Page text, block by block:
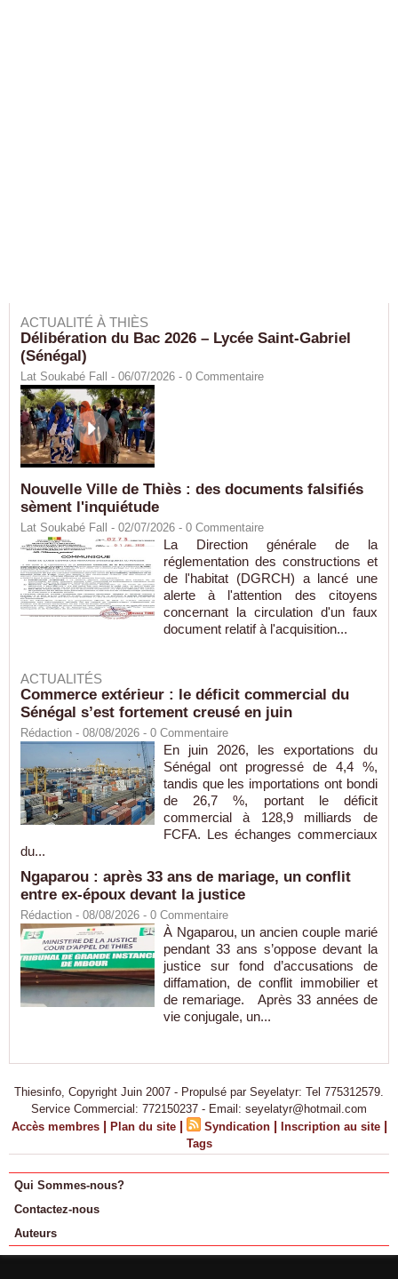
ACTUALITÉ À THIÈS
Délibération du Bac 2026 – Lycée Saint-Gabriel
(Sénégal)
Lat Soukabé Fall - 06/07/2026 - 0 Commentaire
Nouvelle Ville de Thiès : des documents falsifiés
sèment l'inquiétude
Lat Soukabé Fall - 02/07/2026 - 0 Commentaire
La Direction générale de la
réglementation des constructions et
de l'habitat (DGRCH) a lancé une
alerte à l'attention des citoyens
concernant la circulation d'un faux
document relatif à l'acquisition...
ACTUALITÉS
Commerce extérieur : le déficit commercial du
Sénégal s’est fortement creusé en juin
Rédaction - 08/08/2026 - 0 Commentaire
En juin 2026, les exportations du
Sénégal ont progressé de 4,4 %,
tandis que les importations ont bondi
de 26,7 %, portant le déficit
commercial à 128,9 milliards de
FCFA. Les échanges commerciaux
du...
Ngaparou : après 33 ans de mariage, un conflit
entre ex-époux devant la justice
Rédaction - 08/08/2026 - 0 Commentaire
À Ngaparou, un ancien couple marié
pendant 33 ans s’oppose devant la
justice sur fond d’accusations de
diffamation, de conflit immobilier et
de remariage. Après 33 années de
vie conjugale, un...
Thiesinfo, Copyright Juin 2007 - Propulsé par Seyelatyr: Tel 775312579.
Service Commercial: 772150237 - Email: seyelatyr@hotmail.com
Accès membres | Plan du site | Syndication | Inscription au site |
Tags
Qui Sommes-nous?
Contactez-nous
Auteurs